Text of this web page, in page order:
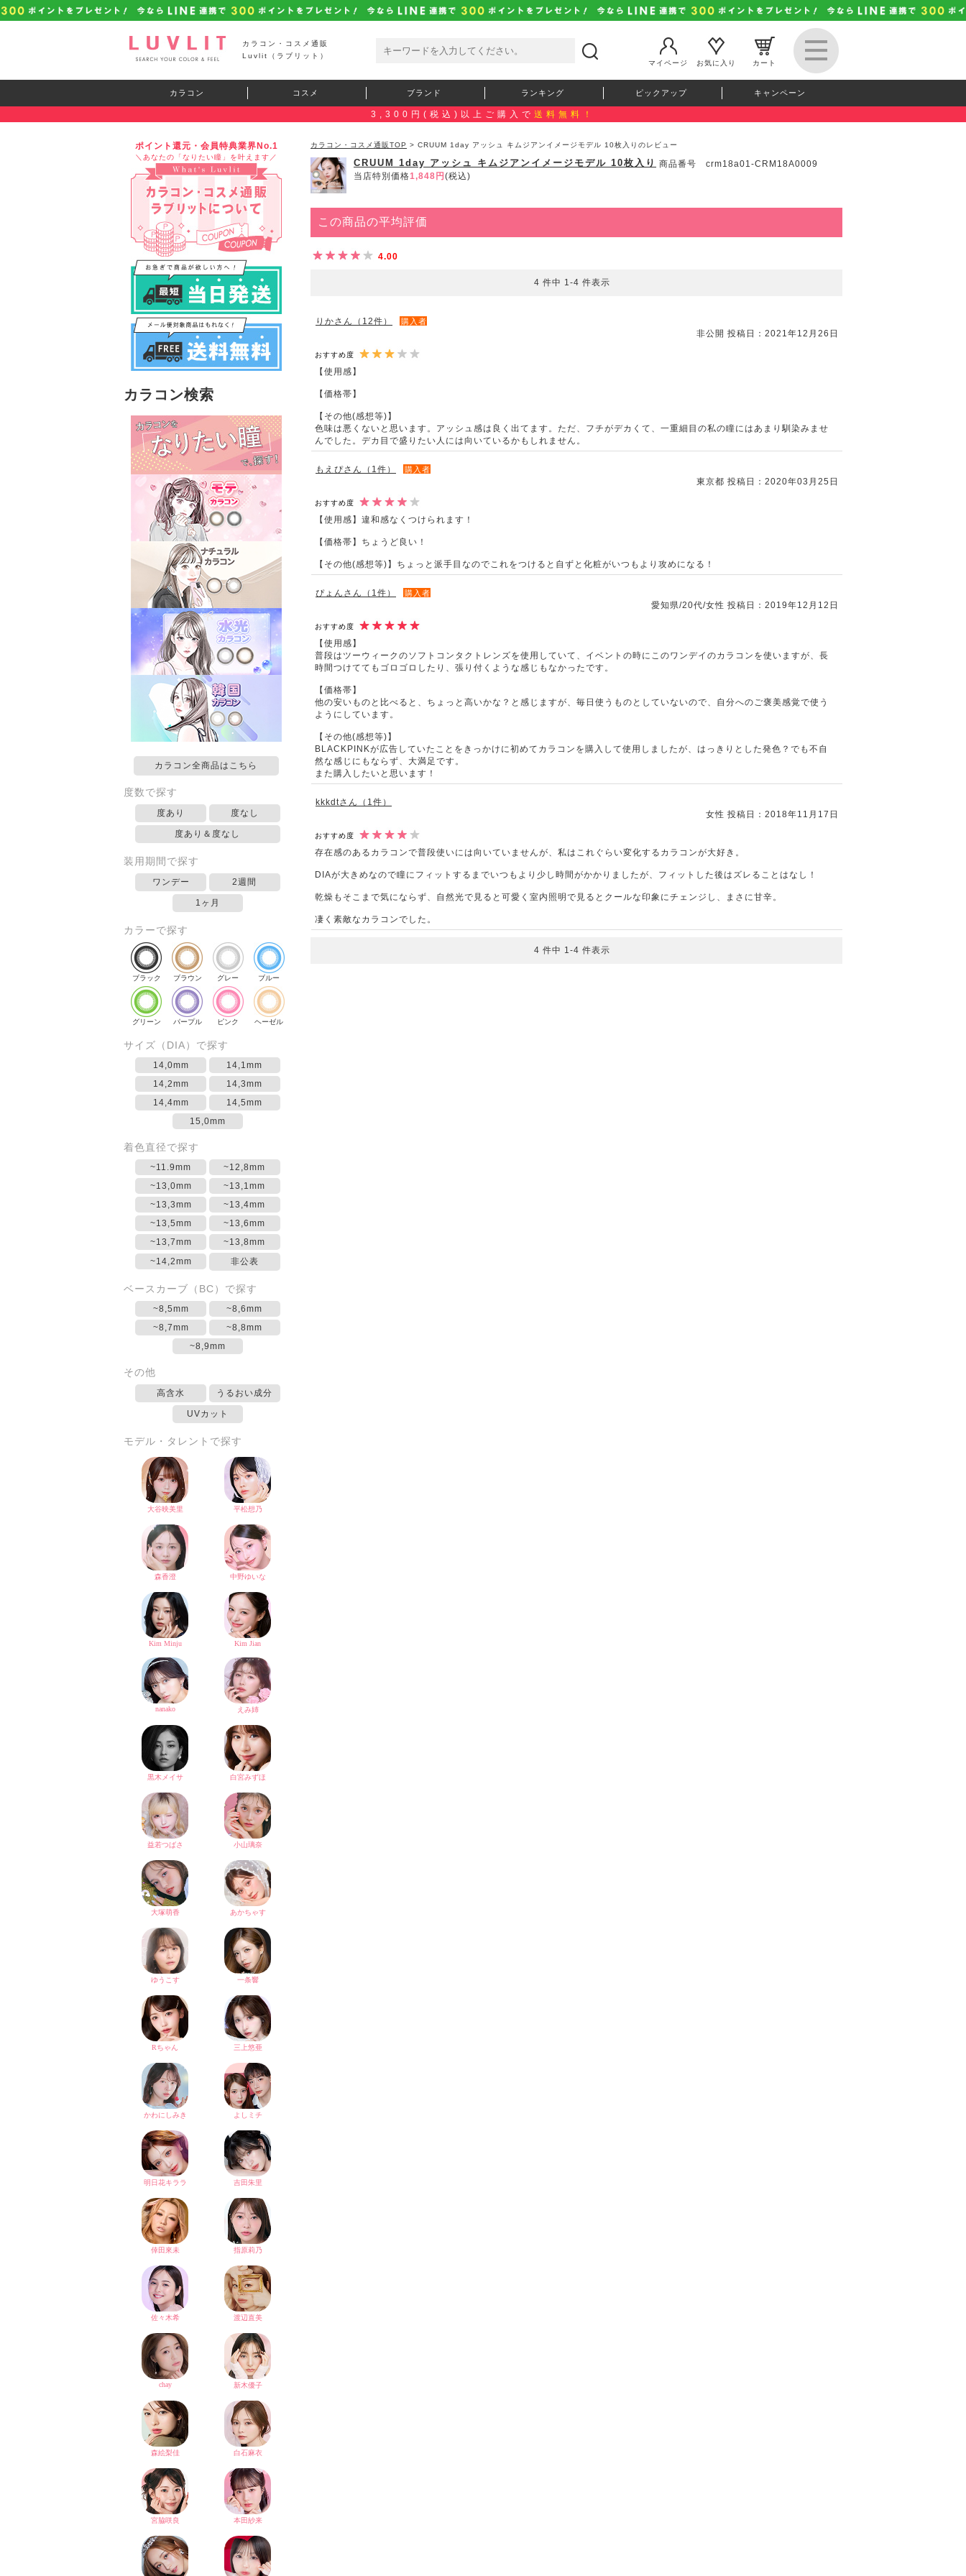
カラコン・コスメ通販
Luvlit（ラブリット）
マイページ
お気に入り カート
カラコン コスメ ブランド ランキング ピックアップ キャンペーン
3,300円(税込)以上ご購入で 送料無料！
ポイント還元・会員特典業界No.1
＼あなたの「なりたい瞳」を叶えます／
カラコン検索
カラコン全商品はこちら
度数で探す
度あり 度なし
度あり＆度なし
装用期間で探す
ワンデー 2週間
1ヶ月
カラーで探す
ブラック ブラウン グレー ブルー
グリーン パープル ピンク ヘーゼル
サイズ（DIA）で探す
14,0mm
14,1mm
14,2mm
14,3mm
14,4mm
14,5mm
15,0mm
着色直径で探す
~11.9mm
~12,8mm
~13,0mm
~13,1mm
~13,3mm
~13,4mm
~13,5mm
~13,6mm
~13,7mm
~13,8mm
~14,2mm
非公表
ベースカーブ（BC）で探す
~8,5mm
~8,6mm
~8,7mm
~8,8mm
~8,9mm
その他
高含水 うるおい成分
UVカット
モデル・タレントで探す
カラコン・コスメ通販TOP > CRUUM 1day アッシュ キムジアンイメージモデル 10枚入りのレビュー
CRUUM 1day アッシュ キムジアンイメージモデル 10枚入り 商品番号 crm18a01-CRM18A0009
当店特別価格1,848円 (税込)
この商品の平均評価
4.00
4 件中 1-4 件表示
りかさん（12件） 購入者
非公開 投稿日：2021年12月26日
おすすめ度
【使用感】
【価格帯】
【その他(感想等)】
色味は悪くないと思います。アッシュ感は良く出てます。ただ、フチがデカくて、一重細目の私の瞳にはあまり馴染みませ
んでした。デカ目で盛りたい人には向いているかもしれません。
もえぴさん（1件） 購入者
東京都 投稿日：2020年03月25日
おすすめ度
【使用感】違和感なくつけられます！
【価格帯】ちょうど良い！
【その他(感想等)】ちょっと派手目なのでこれをつけると自ずと化粧がいつもより攻めになる！
ぴょんさん（1件） 購入者
愛知県/20代/女性 投稿日：2019年12月12日
おすすめ度
【使用感】
普段はツーウィークのソフトコンタクトレンズを使用していて、イベントの時にこのワンデイのカラコンを使いますが、長
時間つけててもゴロゴロしたり、張り付くような感じもなかったです。
【価格帯】
他の安いものと比べると、ちょっと高いかな？と感じますが、毎日使うものとしていないので、自分へのご褒美感覚で使う
ようにしています。
【その他(感想等)】
BLACKPINKが広告していたことをきっかけに初めてカラコンを購入して使用しましたが、はっきりとした発色？でも不自
然な感じにもならず、大満足です。
また購入したいと思います！
kkkdtさん（1件）
女性 投稿日：2018年11月17日
おすすめ度
存在感のあるカラコンで普段使いには向いていませんが、私はこれぐらい変化するカラコンが大好き。
DIAが大きめなので瞳にフィットするまでいつもより少し時間がかかりましたが、フィットした後はズレることはなし！
乾燥もそこまで気にならず、自然光で見ると可愛く室内照明で見るとクールな印象にチェンジし、まさに甘辛。
凄く素敵なカラコンでした。
4 件中 1-4 件表示